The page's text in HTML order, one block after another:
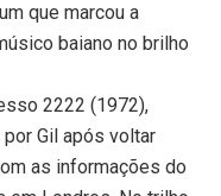
que marcou a
baiano no brilho
2222 (1972),
Gil após voltar
as informações do